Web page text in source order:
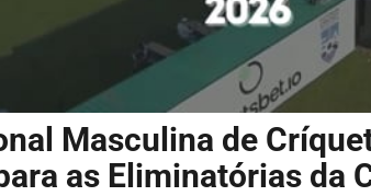
Masculina de
as Eliminatórias da